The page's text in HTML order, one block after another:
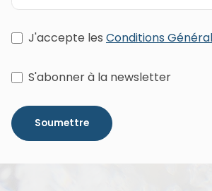
J'accepte les Conditions
S'abonner à la newsletter
Soumettre